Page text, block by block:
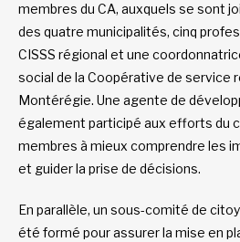
membres du CA, auxquels se sont
des quatre municipalités, cinq
CISSS régional et une
social de la Coopérative de service
Montérégie. Une agente de
également participé aux efforts du
membres à mieux comprendre les
et guider la prise de décisions.
En parallèle, un sous-comité de
été formé pour assurer la mise en